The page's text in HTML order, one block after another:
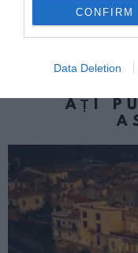
CONFIRM
Data Deletion
Următorul articol
Luminița,
luni
AȚI